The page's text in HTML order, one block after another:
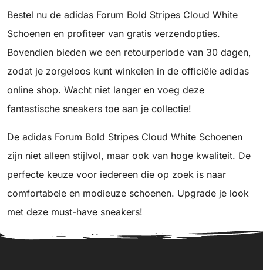
Bestel nu de adidas Forum Bold Stripes Cloud White
Schoenen en profiteer van gratis verzendopties.
Bovendien bieden we een retourperiode van 30 dagen,
zodat je zorgeloos kunt winkelen in de officiële adidas
online shop. Wacht niet langer en voeg deze
fantastische sneakers toe aan je collectie!
De adidas Forum Bold Stripes Cloud White Schoenen
zijn niet alleen stijlvol, maar ook van hoge kwaliteit. De
perfecte keuze voor iedereen die op zoek is naar
comfortabele en modieuze schoenen. Upgrade je look
met deze must-have sneakers!